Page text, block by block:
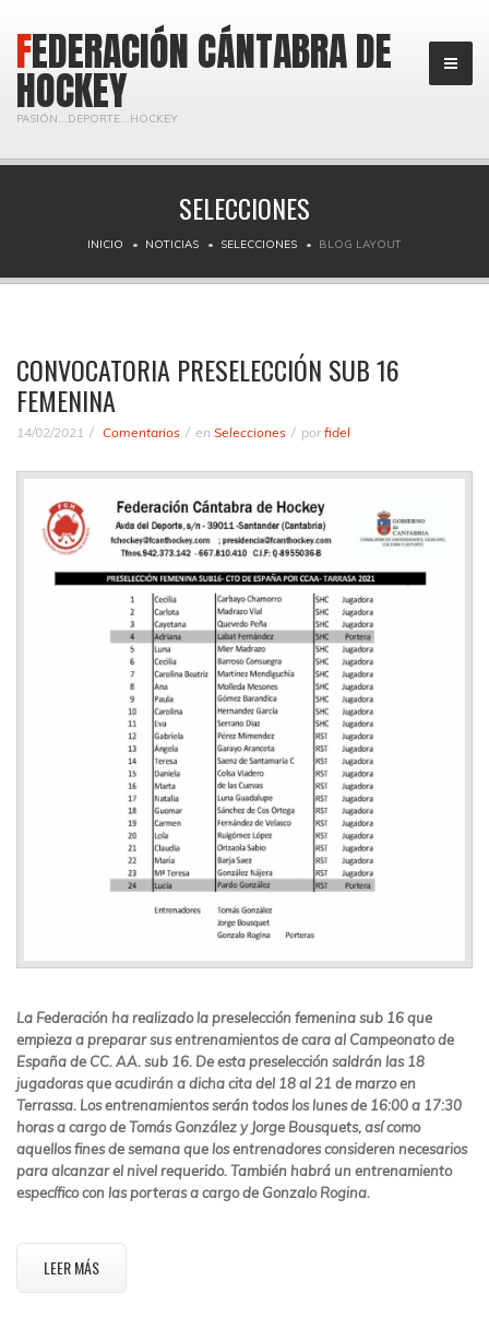
FEDERACIÓN CÁNTABRA DE
HOCKEY
PASIÓN...DEPORTE...HOCKEY
SELECCIONES
INICIO NOTICIAS SELECCIONES BLOG LAYOUT
CONVOCATORIA PRESELECCIÓN SUB 16
FEMENINA
14/02/2021 Comentarios en Selecciones porfidel
La Federación ha realizado la preselección femenina sub 16 que
empieza a preparar sus entrenamientos de cara al Campeonato de
España de CC. AA. sub 16. De esta preselección saldrán las 18
jugadoras que acudirán a dicha cita del 18 al 21 de marzo en
Terrassa. Los entrenamientos serán todos los lunes de 16:00 a 17:30
horas a cargo de Tomás González y Jorge Bousquets, así como
aquellos fines de semana que los entrenadores consideren necesarios
para alcanzar el nivel requerido. También habrá un entrenamiento
específico con las porteras a cargo de Gonzalo Rogina.
LEER MÁS